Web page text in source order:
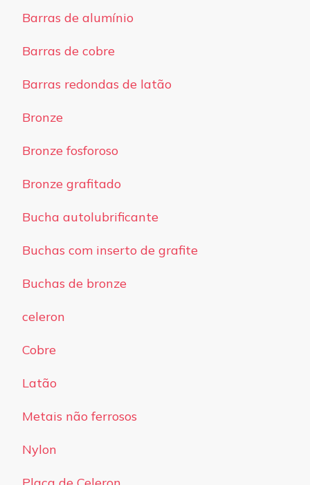
Barras de alumínio
Barras de cobre
Barras redondas de latão
Bronze
Bronze fosforoso
Bronze grafitado
Bucha autolubrificante
Buchas com inserto de grafite
Buchas de bronze
celeron
Cobre
Latão
Metais não ferrosos
Nylon